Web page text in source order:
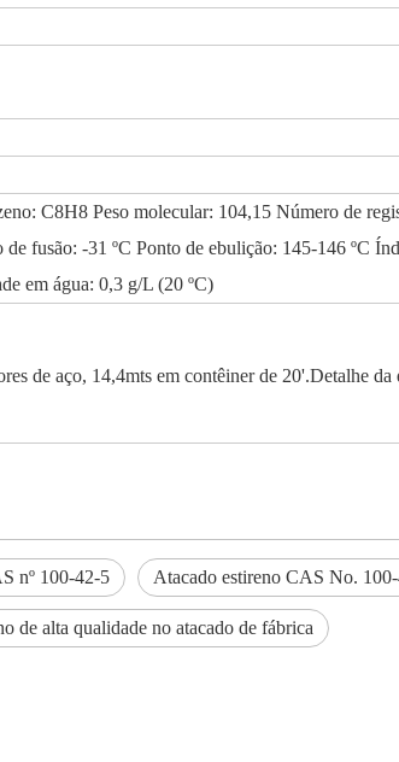
C8H8 Peso molecular: 104,15 Número de
fusão: -31 ºC Ponto de ebulição: 145-146 ºC
em água: 0,3 g/L (20 ºC)
de aço, 14,4mts em contêiner de 20'.Detalhe
nº 100-42-5 Atacado estireno CAS No.
de alta qualidade no atacado de fábrica